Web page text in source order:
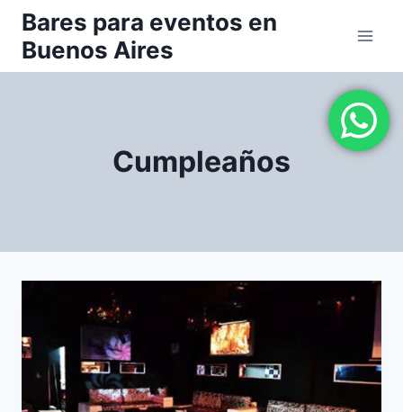
Saltar
contenido
Bares para eventos en
Buenos Aires
Cumpleaños